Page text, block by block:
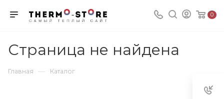
0
Страница не найдена
Главная — Каталог